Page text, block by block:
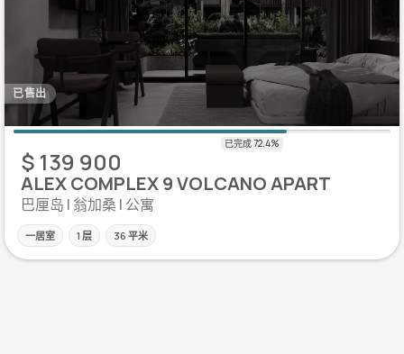
已售出
$ 139 900
ALEX COMPLEX 9 VOLCANO APART
巴厘岛 | 翁加桑 | 公寓
一居室 1 层 36 平米